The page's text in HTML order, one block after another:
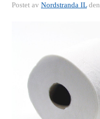
Postet av Nordstranda ILden